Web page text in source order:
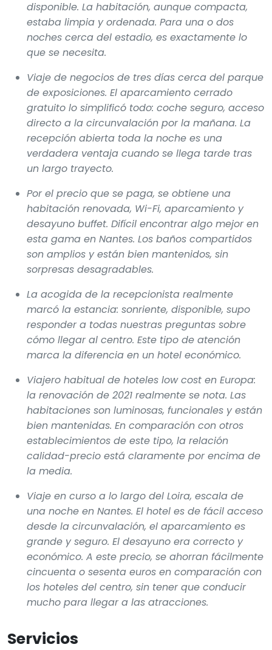
disponible. La habitación, aunque compacta,
estaba limpia y ordenada. Para una o dos
noches cerca del estadio, es exactamente lo
que se necesita.
Viaje de negocios de tres días cerca del parque
de exposiciones. El aparcamiento cerrado
gratuito lo simplificó todo: coche seguro, acceso
directo a la circunvalación por la mañana. La
recepción abierta toda la noche es una
verdadera ventaja cuando se llega tarde tras
un largo trayecto.
Por el precio que se paga, se obtiene una
habitación renovada, Wi-Fi, aparcamiento y
desayuno buffet. Difícil encontrar algo mejor en
esta gama en Nantes. Los baños compartidos
son amplios y están bien mantenidos, sin
sorpresas desagradables.
La acogida de la recepcionista realmente
marcó la estancia: sonriente, disponible, supo
responder a todas nuestras preguntas sobre
cómo llegar al centro. Este tipo de atención
marca la diferencia en un hotel económico.
Viajero habitual de hoteles low cost en Europa:
la renovación de 2021 realmente se nota. Las
habitaciones son luminosas, funcionales y están
bien mantenidas. En comparación con otros
establecimientos de este tipo, la relación
calidad-precio está claramente por encima de
la media.
Viaje en curso a lo largo del Loira, escala de
una noche en Nantes. El hotel es de fácil acceso
desde la circunvalación, el aparcamiento es
grande y seguro. El desayuno era correcto y
económico. A este precio, se ahorran fácilmente
cincuenta o sesenta euros en comparación con
los hoteles del centro, sin tener que conducir
mucho para llegar a las atracciones.
Servicios